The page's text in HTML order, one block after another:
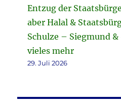
Entzug der
aber Halal &
Schulze – Siegmund
vieles mehr
29. Juli 2026